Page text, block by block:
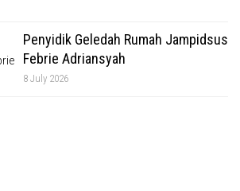
Penyidik Geledah Rumah Jampidsus
Febrie Adriansyah
8 July 2026